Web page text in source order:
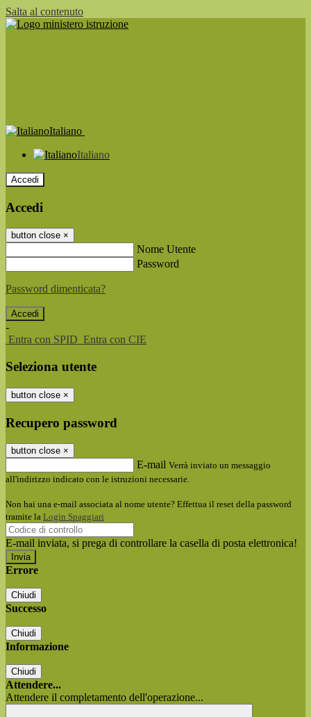
Salta al contenuto
Italiano
Italiano
Accedi
Accedi
button close ×
Nome Utente
Password
Password dimenticata?
-
Entra con SPID Entra con CIE
Seleziona utente
button close ×
Recupero password
button close ×
E-mail Verrà inviato un messaggio
all'indirizzo indicato con le istruzioni necessarie.
Non hai una e-mail associata al nome utente? Effettua il reset della password
tramite la Login Spaggiari
E-mail inviata, si prega di controllare la casella di posta elettronica!
Errore
Chiudi
Successo
Chiudi
Informazione
Chiudi
Attendere...
Attendere il completamento dell'operazione...